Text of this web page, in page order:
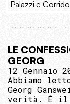
Palazzi e Corridoi
LE
GEORG
12 Gennaio
Abbiamo
Georg
verità. È il